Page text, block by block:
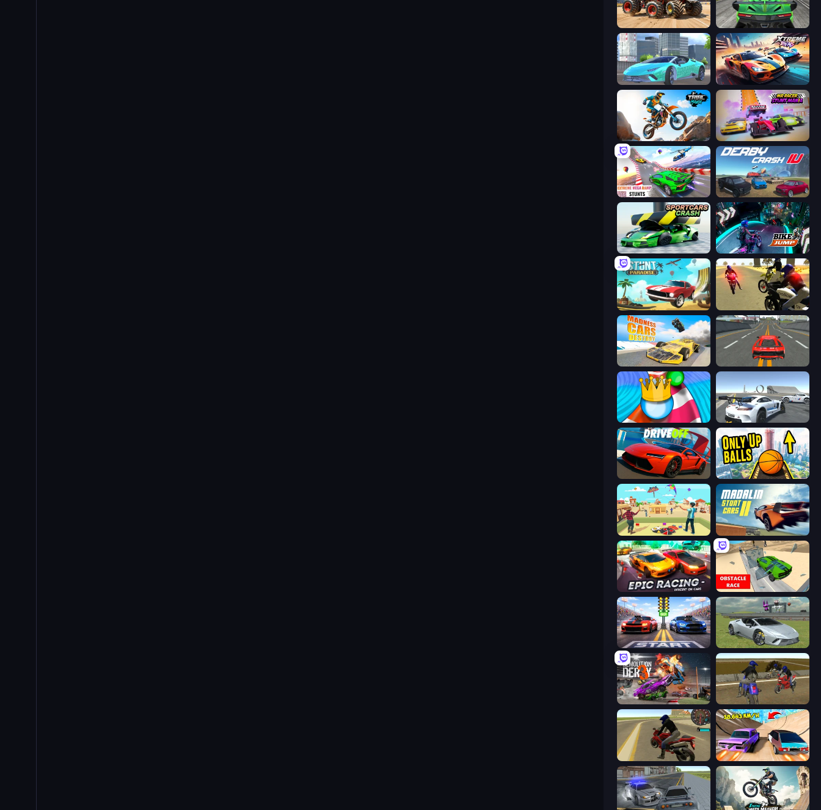
Monster Truck Demolition Derby Speed Racing Pro 2
Real City Driver Xtreme Rivals: Car Racing
Trial Mania MR RACER Stunt Mania
Impossible Mega Ramp Car Stunt Derby Crash 4
Sportcars Crash Bike Jump
Stunt Paradise 3D Moto Simulator 2
Madness Cars Destroy Modern Car Racing 2
Aquapark Balls Party
DriveOff Only Up Balls
Kite Flying Sim Madalin Stunt Cars 2
Epic Racing - Descent on Cars Obstacle Race: Destroying Simulator!
Street Racer 2 Sports Cars Driver
Demolition Derby 3 Crazy Moto Stunts
Moto Rider 3D Turbo Cars: Pipe Stunts